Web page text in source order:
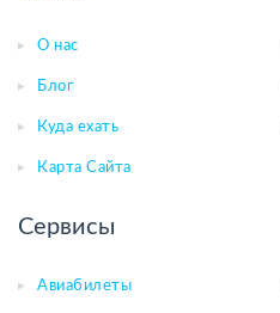
О нас
Блог
Куда ехать
Карта Сайта
Сервисы
Авиабилеты